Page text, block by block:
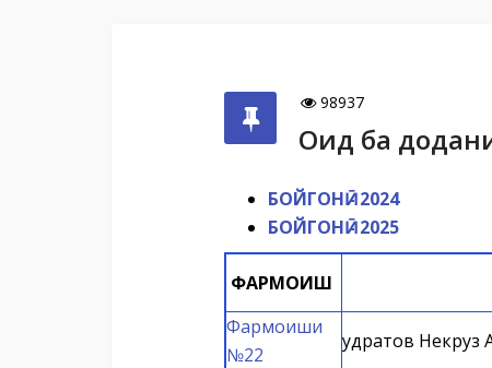
98937
Оид ба
БОЙГОНӢ - 2024
БОЙГОНӢ - 2025
ФАРМОИШ
Фармоиши
№22
Қудратов Некруз